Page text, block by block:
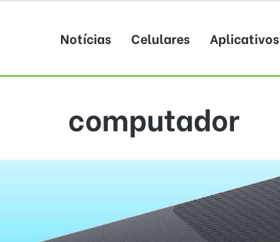
Notícias Celulares Aplicativos
computador